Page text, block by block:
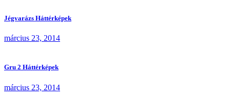
Jégvarázs Háttérképek
március 23, 2014
Gru 2 Háttérképek
március 23, 2014